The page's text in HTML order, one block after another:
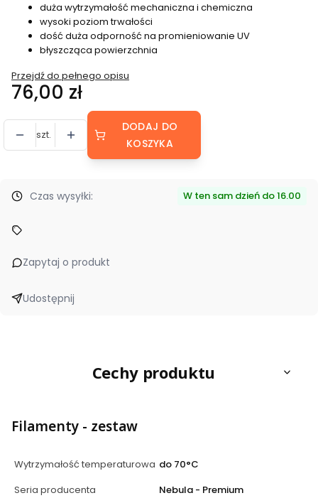
duża wytrzymałość mechaniczna i chemiczna
wysoki poziom trwałości
dość duża odporność na promieniowanie UV
błyszcząca powierzchnia
Przejdź do pełnego opisu
Cena
76,00 zł
szt.
DODAJ DO
KOSZYKA
Czas wysyłki: W ten sam dzień do 16.00
Zapytaj o produkt
Udostępnij
Cechy produktu
Filamenty - zestaw
Wytrzymałość temperaturowa do 70°C
Seria producenta
Nebula - Premium